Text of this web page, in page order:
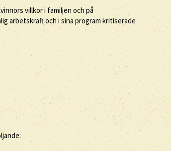
villkor i familjen och på
arbetskraft och i sina program kritiserade